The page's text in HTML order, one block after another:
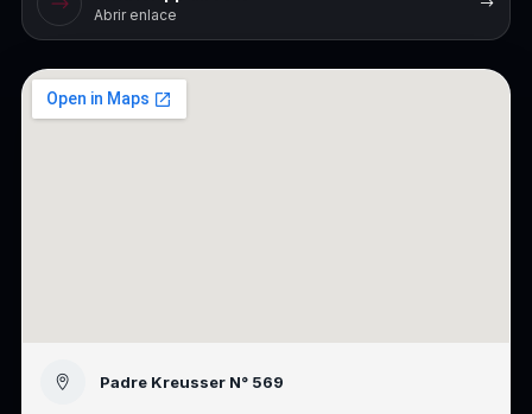
Abrir enlace
Padre Kreusser N° 569